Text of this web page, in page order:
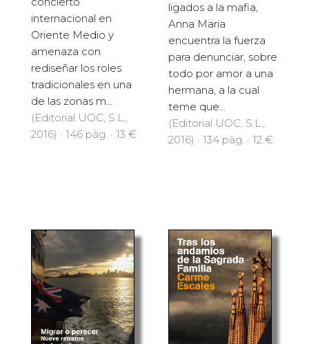
internacional en
Oriente Medio y
amenaza con
rediseñar los roles
tradicionales en una
de las zonas m...
(Editorial UOC, S.L.,
2016) · 146 pàg. · 13 €
ligados a la mafia,
Anna Maria
encuentra la fuerza
para denunciar, sobre
todo por amor a una
hermana, a la cual
teme que...
(Editorial UOC, S.L.,
2016) · 134 pàg. · 12 €